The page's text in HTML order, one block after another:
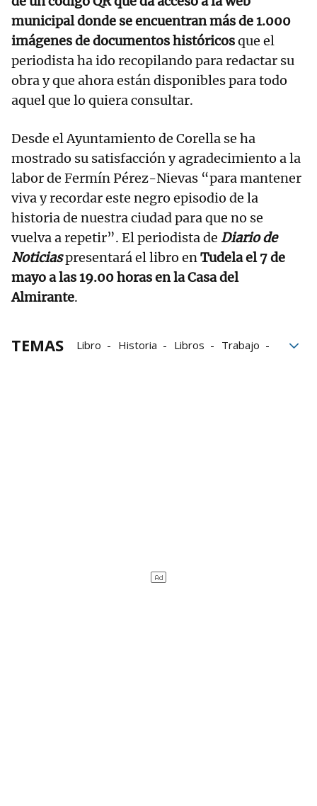
municipal donde se encuentran más de 1.000
imágenes de documentos históricosque el
periodista ha ido recopilando para redactar su
obra y que ahora están disponibles para todo
aquel que lo quiera consultar.
Desde el Ayuntamiento de Corella se ha
mostrado su satisfacción y agradecimiento a la
labor de Fermín Pérez-Nievas “para mantener
viva y recordar este negro episodio de la
historia de nuestra ciudad para que no se
vuelva a repetir”. El periodista de Diario de
Noticiaspresentará el libro enTudela el 7 de
mayo a las 19.00 horas en la Casa del
Almirante.
TEMAS Libro Historia Libros
Trabajo